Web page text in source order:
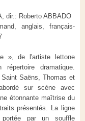
dir.: Roberto ABBADO
anglais, français-
», de l'artiste lettone
dramatique.
Saëns, Thomas et
sur scène avec
étonnante maîtrise du
présentés. La ligne
portée par un souffle